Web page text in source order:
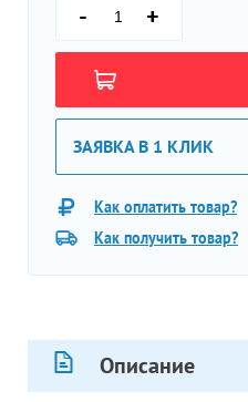
- +
ЗАЯВКА В 1 КЛИК
Как оплатить товар?
Как получить товар?
Описание